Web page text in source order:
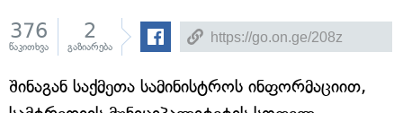
376
წაკითხვა
2
გაზიარება
შინაგან საქმეთა სამინისტროს ინფორმაციით,